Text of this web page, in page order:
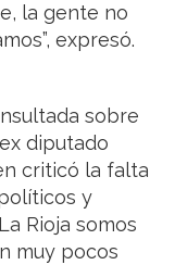
la gente no
expresó.
sobre
diputado
criticó la falta
y
Rioja somos
muy pocos